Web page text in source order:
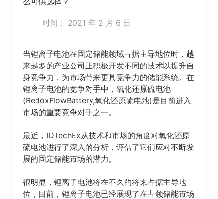
时间： 2021 年 2 月 6 日
当锂离子电池在固定储能领域占据主导地位时，越
来越多的产业公司正积极开发不同的技术以提升自
身竞争力，为市场带来更具竞争力的储能系统。在
锂离子电池的竞争对手中，氧化还原硫电池
(RedoxFlowBattery,氧化还原硫电池)是目前进入
市场的重要竞争对手之一。
最近，IDTechEx从技术和市场的角度对氧化还原
硫电池进行了深入的分析，评估了它们应对不断发
展的固定储能市场的潜力。
很明显，锂离子电池将在不久的将来占据主导地
位，目前，锂离子电池已经展现了在占领储能市场